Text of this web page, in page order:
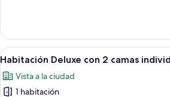
doble
Deluxe
Abrir
todas
las
fotos
6
Habitación Deluxe con 2 camas
Vista a la ciudad
1 habitación